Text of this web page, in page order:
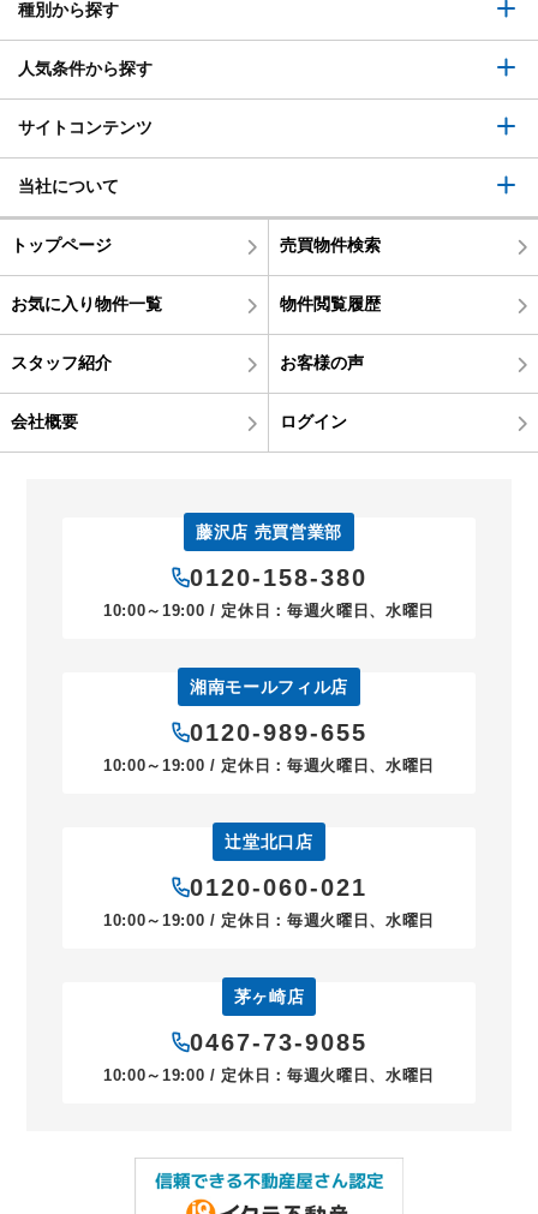
種別から探す
人気条件から探す
サイトコンテンツ
当社について
トップページ 売買物件検索
お気に入り物件一覧 物件閲覧履歴
スタッフ紹介 お客様の声
会社概要 ログイン
藤沢店 売買営業部
0120-158-380
10:00～19:00 / 定休日：毎週火曜日、水曜日
湘南モールフィル店
0120-989-655
10:00～19:00 / 定休日：毎週火曜日、水曜日
辻堂北口店
0120-060-021
10:00～19:00 / 定休日：毎週火曜日、水曜日
茅ヶ崎店
0467-73-9085
10:00～19:00 / 定休日：毎週火曜日、水曜日